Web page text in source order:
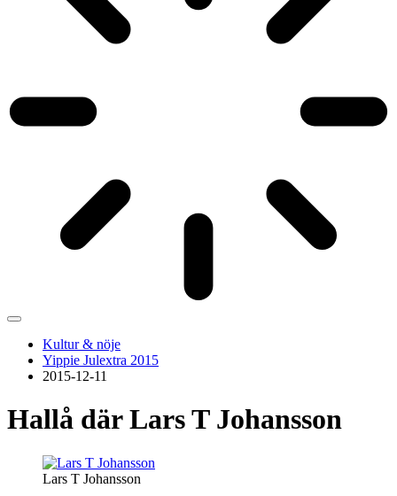
Kultur & nöje
Yippie Julextra 2015
2015-12-11
Hallå där Lars T Johansson
Lars T Johansson